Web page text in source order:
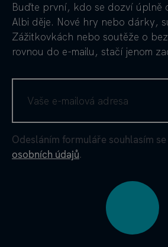
Buďte první, kdo se dozví úplně
Albi děje. Nové hry nebo dárky,
Zážitkovkách nebo soutěže o
rovnou do e-mailu, stačí jenom
Odesláním formuláře souhlasím se
osobních údajů.